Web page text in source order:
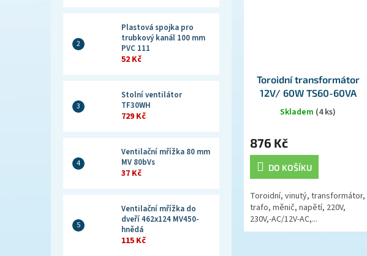
Plastová spojka pro
trubkový kanál 100 mm
PVC 111
52 Kč
Stolní ventilátor
TF30WH
729 Kč
Ventilační mřížka 80 mm
MV 80bVs
37 Kč
Ventilační mřížka do
dveří 462x124 MV450-
hnědá
115 Kč
Toroidní transformátor
12V/ 60W TS60-60VA
230/12V
Skladem (4 ks)
876 Kč
DO KOŠÍKU
Toroidní, vinutý, transformátor,
trafo, měnič, napětí, 220V,
230V,-AC/12V-AC,...